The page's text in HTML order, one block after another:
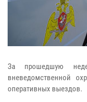
За прошедшую
вневедомственной
оперативных выездов.